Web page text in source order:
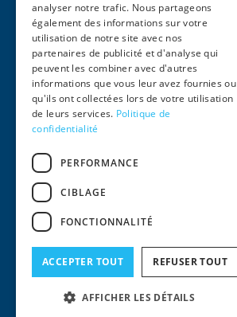
© 2024
Squair
Pages
Accueil
Activités
International
Actualités
Contact
Informations Légales
Mentions Légales
Politique de confidentialité
analyser notre trafic. Nous partageons
également des informations sur votre
utilisation de notre site avec nos
partenaires de publicité et d'analyse qui
peuvent les combiner avec d'autres
informations que vous leur avez fournies ou
qu'ils ont collectées lors de votre utilisation
de leurs services. Politique de
confidentialité
PERFORMANCE
CIBLAGE
FONCTIONNALITÉ
ACCEPTER TOUT REFUSER TOUT
AFFICHER LES DÉTAILS